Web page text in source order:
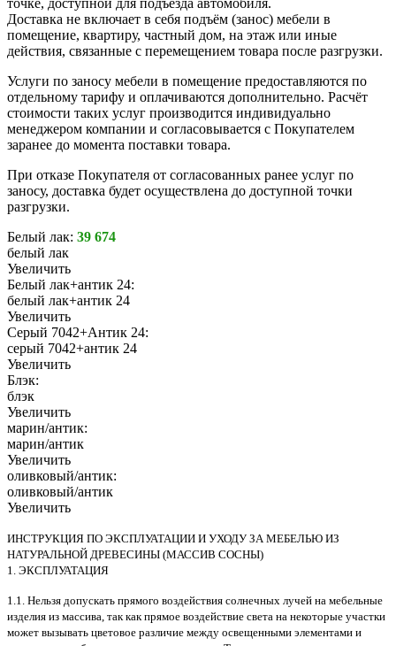
Доставка не включает в себя подъём (занос) мебели в
помещение, квартиру, частный дом, на этаж или иные
действия, связанные с перемещением товара после разгрузки.
Услуги по заносу мебели в помещение предоставляются по
отдельному тарифу и оплачиваются дополнительно. Расчёт
стоимости таких услуг производится индивидуально
менеджером компании и согласовывается с Покупателем
заранее до момента поставки товара.
При отказе Покупателя от согласованных ранее услуг по
заносу, доставка будет осуществлена до доступной точки
разгрузки.
Белый лак: 39 674
белый лак
Увеличить
Белый лак+антик 24:
белый лак+антик 24
Увеличить
Серый 7042+Антик 24:
серый 7042+антик 24
Увеличить
Блэк:
блэк
Увеличить
марин/антик:
марин/антик
Увеличить
оливковый/антик:
оливковый/антик
Увеличить
ИНСТРУКЦИЯ ПО ЭКСПЛУАТАЦИИ И УХОДУ ЗА МЕБЕЛЬЮ ИЗ
НАТУРАЛЬНОЙ ДРЕВЕСИНЫ (МАССИВ СОСНЫ)
1. ЭКСПЛУАТАЦИЯ
1.1. Нельзя допускать прямого воздействия солнечных лучей на мебельные
изделия из массива, так как прямое воздействие света на некоторые участки
может вызывать цветовое различие между освещенными элементами и